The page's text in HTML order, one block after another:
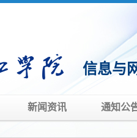
信息与
新闻资讯 通知公